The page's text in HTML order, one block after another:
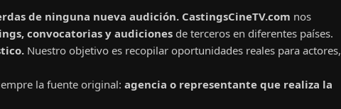
de ninguna nueva audición. CastingsCineTV.com nos
convocatorias y audiciones de terceros en diferentes países.
Nuestro objetivo es recopilar oportunidades reales para actores,
la fuente original: agencia o representante que realiza la